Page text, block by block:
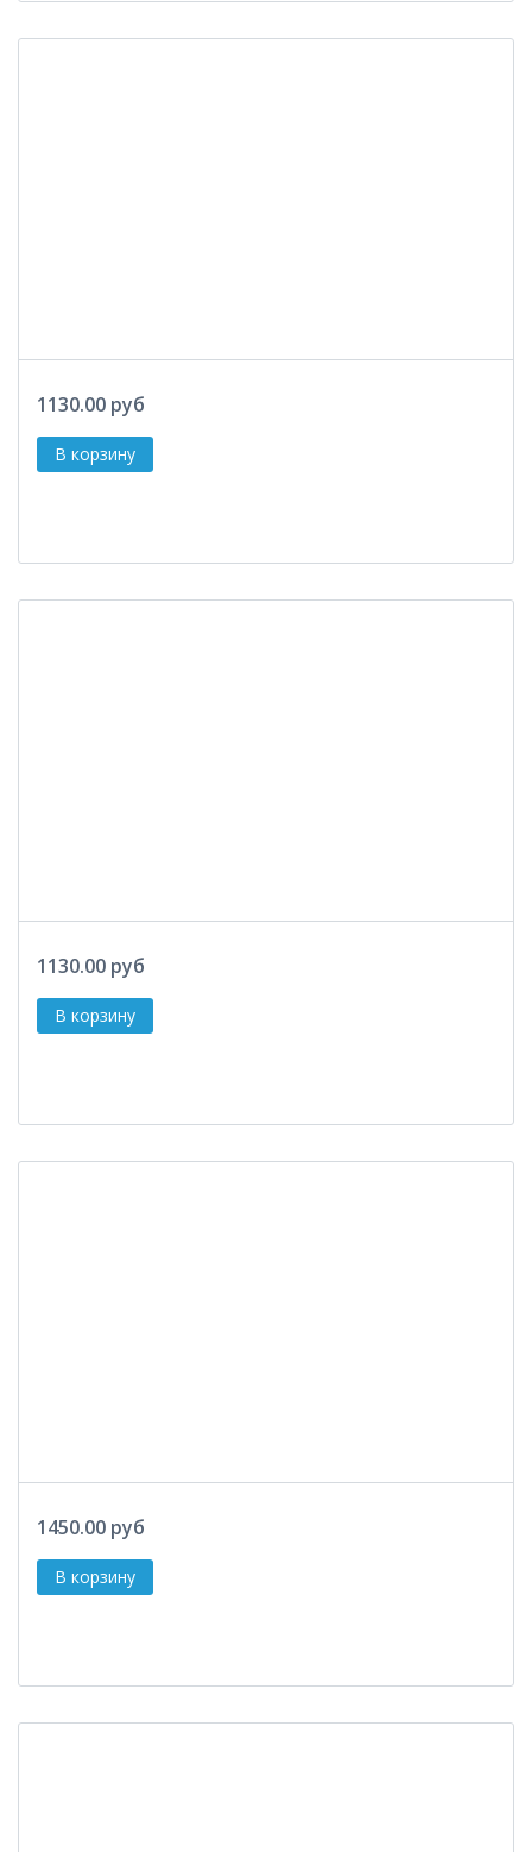
1130.00 руб
1130.00 руб
1450.00 руб